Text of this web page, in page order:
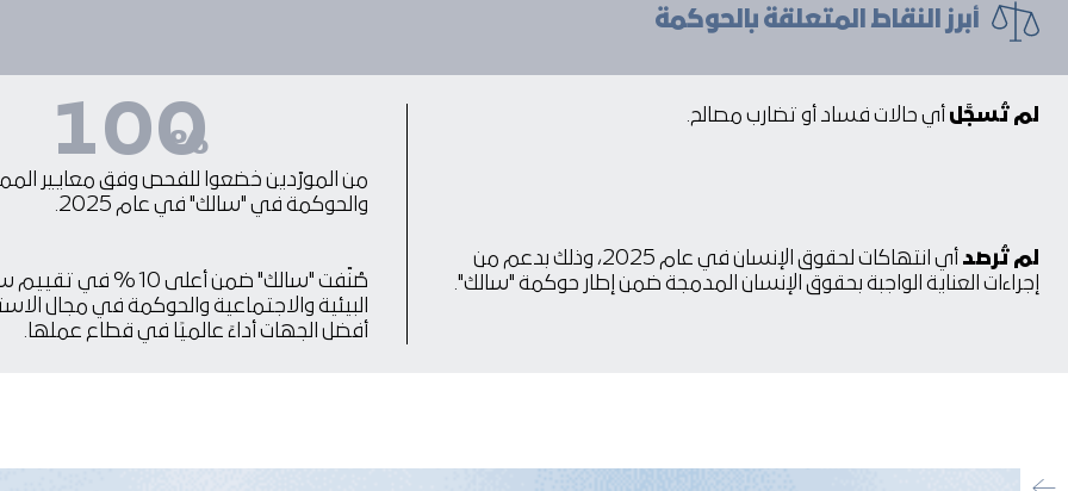
أبرز النقاط المتعلقة بالحوكمة
لم تُسجَّلأي حالات فساد أو تضارب مصالح. 100
%
من المورّدين خضعوا للفحص وفق معايير
والحوكمة في "سالك" في عام 2025.
لم تُرصد
أي انتهاكات لحقوق الإنسان في عام 2025، وذلك بدعم من
إجراءات العناية الواجبة بحقوق الإنسان المدمجة ضمن إطار حوكمة "سالك".
صُنّفت "سالك" ضمن أعلى
البيئية والاجتماعية والحوكمة في مجال
أفضل الجهات أداءً عالميًا في قطاع عملها.